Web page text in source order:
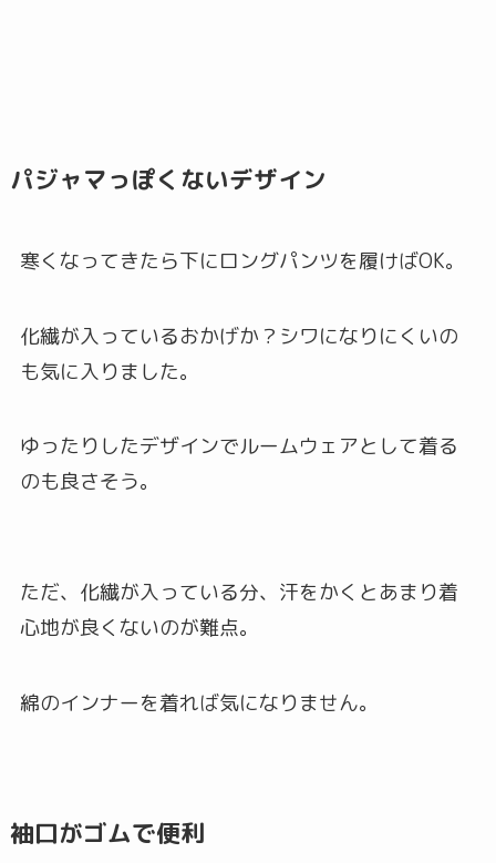
パジャマっぽくないデザイン
寒くなってきたら下にロングパンツを履けばOK。
化繊が入っているおかげか？シワになりにくいの
も気に入りました。
ゆったりしたデザインでルームウェアとして着る
のも良さそう。
ただ、化繊が入っている分、汗をかくとあまり着
心地が良くないのが難点。
綿のインナーを着れば気になりません。
袖口がゴムで便利